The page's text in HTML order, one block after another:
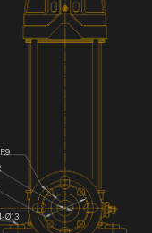
Ø13
R9